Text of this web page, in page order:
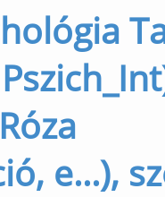
e...),